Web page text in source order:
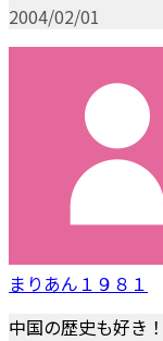
2004/02/01
まりあん１９８１
中国の歴史も好き！